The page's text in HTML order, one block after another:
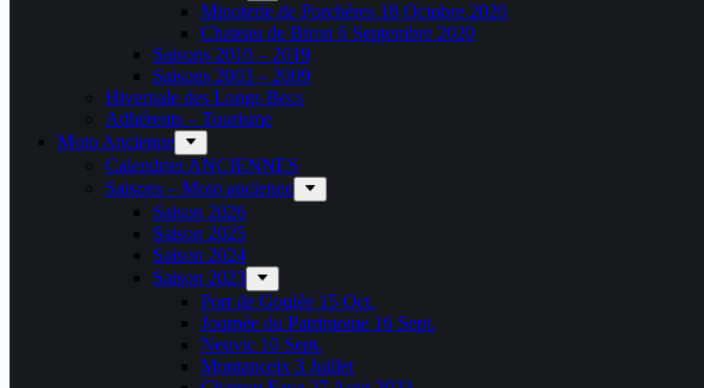
Minoterie de Porchères 18 Octobre 2020
Chateau de Biron 6 Septembre 2020
Saisons 2010 – 2019
Saisons 2003 – 2009
Hivernale des Longs Becs
Adhérents – Tourisme
Moto Ancienne
Calendrier ANCIENNES
Saisons – Moto ancienne
Saison 2026
Saison 2025
Saison 2024
Saison 2023
Port de Goulée 15 Oct.
Journée du Patrimoine 16 Sept.
Neuvic 10 Sept.
Montanceix 3 Juillet